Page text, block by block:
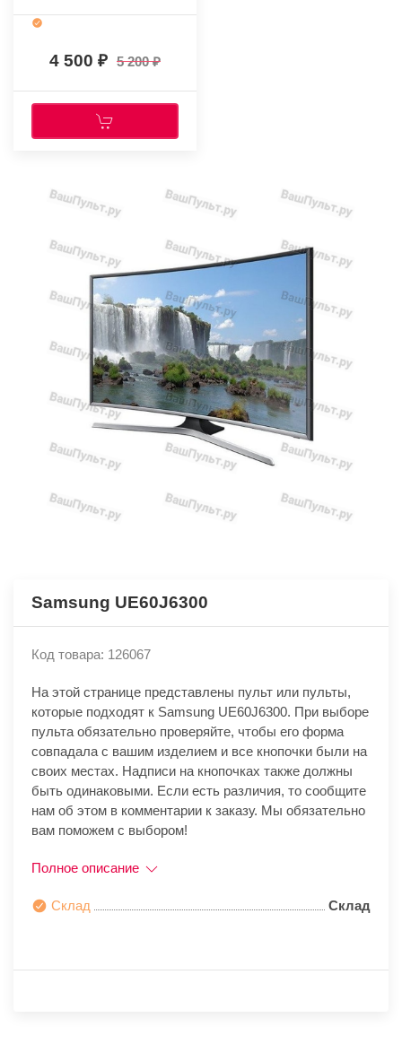
4 500 5 200
Samsung UE60J6300
Код товара: 126067
На этой странице представлены пульт или пульты,
которые подходят к Samsung UE60J6300. При выборе
пульта обязательно проверяйте, чтобы его форма
совпадала с вашим изделием и все кнопочки были на
своих местах. Надписи на кнопочках также должны
быть одинаковыми. Если есть различия, то сообщите
нам об этом в комментарии к заказу. Мы обязательно
вам поможем с выбором!
Полное описание
Склад Склад